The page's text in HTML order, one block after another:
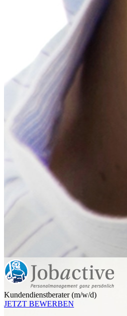
Kundendienstberater (m/w/d)
JETZT BEWERBEN